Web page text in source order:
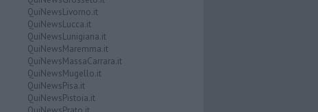
QuiNewsLivorno.it
QuiNewsLucca.it
QuiNewsLunigiana.it
QuiNewsMaremma.it
QuiNewsMassaCarrara.it
QuiNewsMugello.it
QuiNewsPisa.it
QuiNewsPistoia.it